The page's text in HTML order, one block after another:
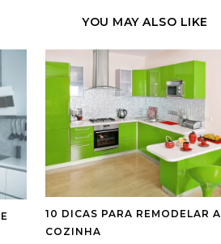
YOU MAY ALSO LIKE
10 DICAS PARA REMODELAR A
COZINHA